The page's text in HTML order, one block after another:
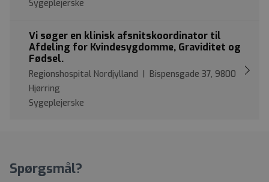
Sygeplejerske
Vi søger en klinisk afsnitskoordinator til
Afdeling for Kvindesygdomme, Graviditet og
Fødsel.
Regionshospital Nordjylland | Bispensgade 37, 9800
Hjørring
Sygeplejerske
Spørgsmål?